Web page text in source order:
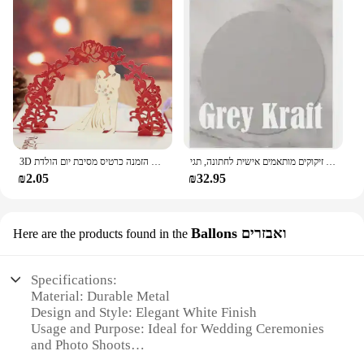
3D אדום עלה קשת רומנטי האהבה יום הזמנות נייר הזמנה כרטיס מסיבת יום הולדת pop up כרטיס חתונה כרטיס ברכה
₪2.05
תגי זיקוקים מותאמים אישית לחתונה, תגי sparklers לחתונה, תוויות זיקוקים בהתאמה אישית
₪32.95
Here are the products found in the Ballons ואבזרים
Specifications:
Material: Durable Metal
Design and Style: Elegant White Finish
Usage and Purpose: Ideal for Wedding Ceremonies
and Photo Shoots